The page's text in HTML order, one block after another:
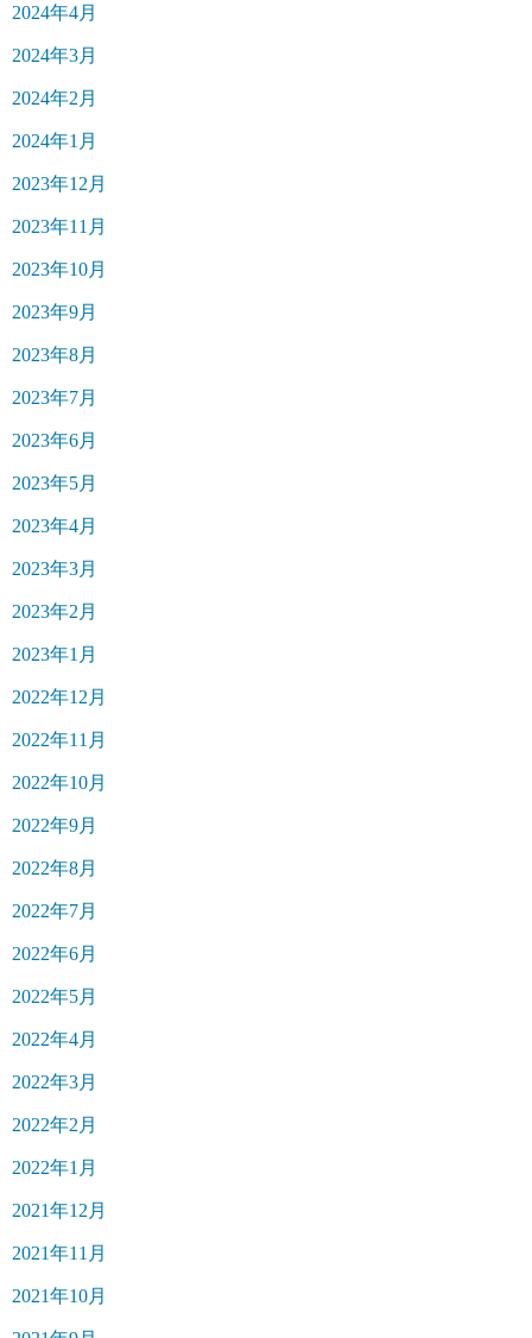
2024年4月
2024年3月
2024年2月
2024年1月
2023年12月
2023年11月
2023年10月
2023年9月
2023年8月
2023年7月
2023年6月
2023年5月
2023年4月
2023年3月
2023年2月
2023年1月
2022年12月
2022年11月
2022年10月
2022年9月
2022年8月
2022年7月
2022年6月
2022年5月
2022年4月
2022年3月
2022年2月
2022年1月
2021年12月
2021年11月
2021年10月